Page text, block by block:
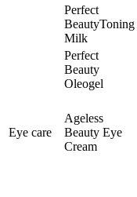
Perfect
BeautyToning
Milk
Perfect
Beauty
Oleogel
Eye care
Ageless
Beauty Eye
Cream